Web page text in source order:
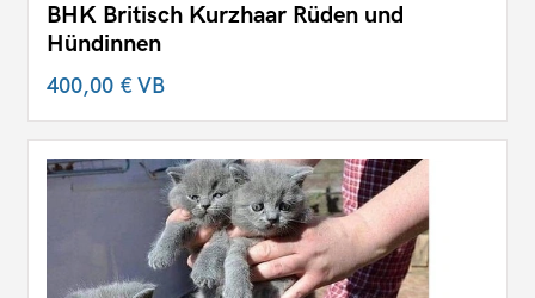
BHK Britisch Kurzhaar Rüden und
Hündinnen
400,00 €VB